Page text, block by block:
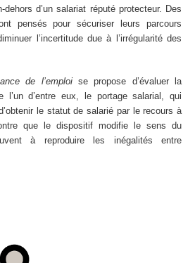
d’un salariat réputé protecteur. Des
pensés pour sécuriser leurs parcours
l’incertitude due à l’irrégularité des
de l’emploise propose d’évaluer la
d’entre eux, le portage salarial, qui
le statut de salarié par le recours à
que le dispositif modifie le sens du
à reproduire les inégalités entre